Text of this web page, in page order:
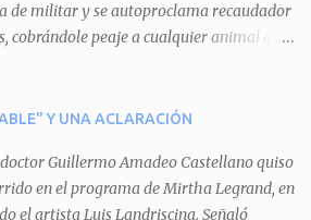
de militar y se autoproclama recaudador
cobrándole peaje a cualquier animal que
manera pasa con Tatú, el armadillo.
Por último, Tui, la cotorra, deja
y arenga a los otros tres
Y UNA ACLARACIÓN
Guillermo Amadeo Castellano quiso
en el programa de Mirtha Legrand, en
el artista Luis Landriscina. Señaló